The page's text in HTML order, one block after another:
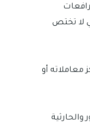
والقيمي وقد نصت المادة 32 من قانون المرافعات
لا تختص
موطن المدعى عليه أو مركز معاملاته أو